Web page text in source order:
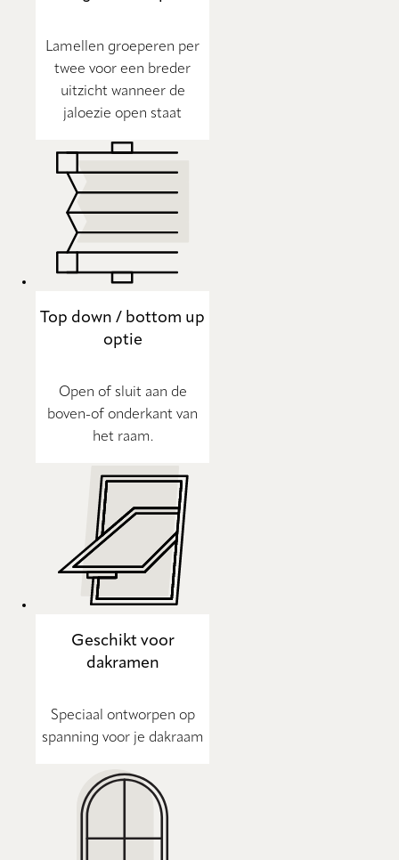
Lamellen groeperen per
twee voor een breder
uitzicht wanneer de
jaloezie open staat
Top down / bottom up
optie
Open of sluit aan de
boven-of onderkant van
het raam.
Geschikt voor
dakramen
Speciaal ontworpen op
spanning voor je dakraam